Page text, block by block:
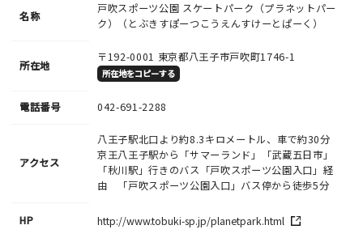
名称
戸吹スポーツ公園 スケートパーク（プラネットパー
ク）（とぶきすぽーつこうえんすけーとぱーく）
所在地
〒192-0001 東京都八王子市戸吹町1746-1
所在地をコピーする
電話番号 042-691-2288
アクセス
八王子駅北口より約8.3キロメートル、車で約30分
京王八王子駅から「サマーランド」「武蔵五日市」
「秋川駅」行きのバス「戸吹スポーツ公園入口」経
由 「戸吹スポーツ公園入口」バス停から徒歩5分
HP http://www.tobuki-sp.jp/planetpark.html